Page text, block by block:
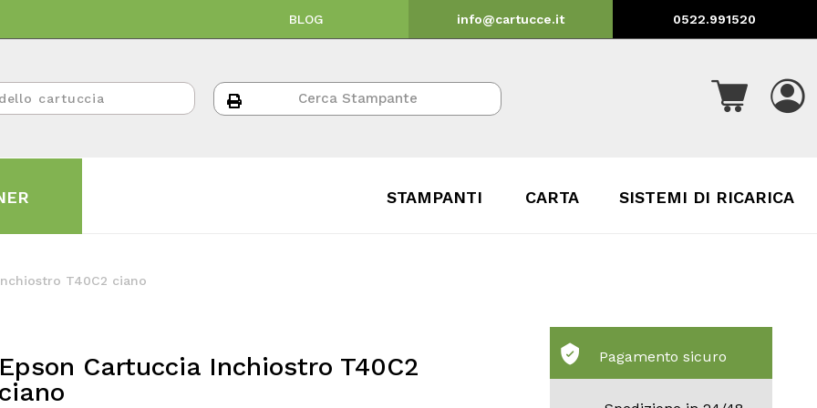
BLOG info@cartucce.it 0522.991520
STAMPANTI CARTA SISTEMI DI RICARICA
T40C2 ciano
Cartuccia Inchiostro T40C2
Pagamento sicuro